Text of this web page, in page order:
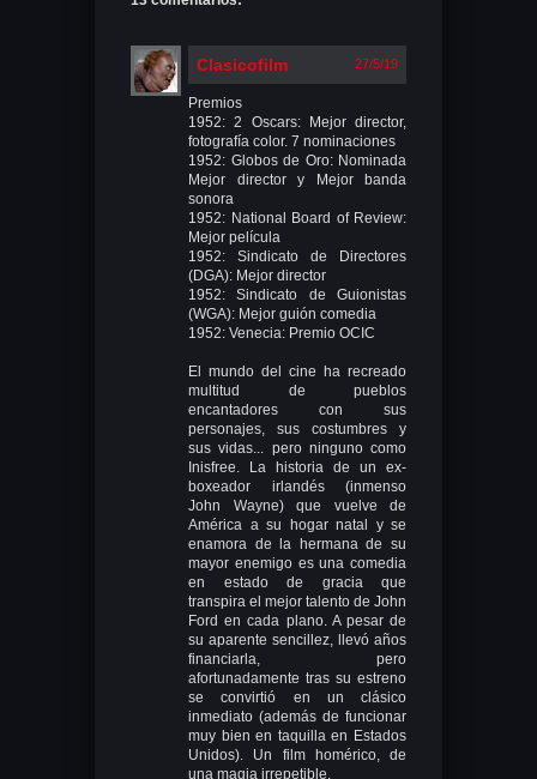
Clasicofilm 27/5/19
Premios
1952: 2 Oscars: Mejor director,
fotografía color. 7 nominaciones
1952: Globos de Oro: Nominada
Mejor director y Mejor banda
sonora
1952: National Board of Review:
Mejor película
1952: Sindicato de Directores
(DGA): Mejor director
1952: Sindicato de Guionistas
(WGA): Mejor guión comedia
1952: Venecia: Premio OCIC
El mundo del cine ha recreado
multitud de pueblos
encantadores con sus
personajes, sus costumbres y
sus vidas... pero ninguno como
Inisfree. La historia de un ex-
boxeador irlandés (inmenso
John Wayne) que vuelve de
América a su hogar natal y se
enamora de la hermana de su
mayor enemigo es una comedia
en estado de gracia que
transpira el mejor talento de John
Ford en cada plano. A pesar de
su aparente sencillez, llevó años
financiarla, pero
afortunadamente tras su estreno
se convirtió en un clásico
inmediato (además de funcionar
muy bien en taquilla en Estados
Unidos). Un film homérico, de
una magia irrepetible.